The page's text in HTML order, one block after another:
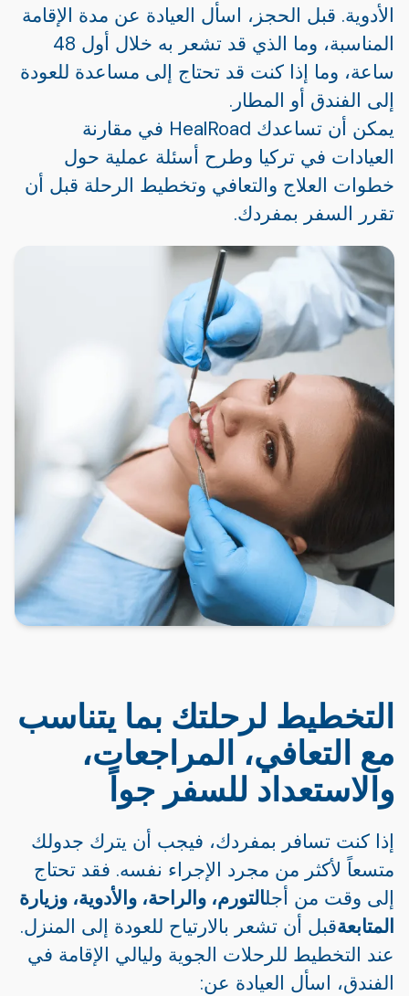
الأدوية. قبل الحجز، اسأل العيادة عن مدة الإقامة
المناسبة، وما الذي قد تشعر به خلال أول 48
ساعة، وما إذا كنت قد تحتاج إلى مساعدة للعودة
إلى الفندق أو المطار.
يمكن أن تساعدك HealRoad في مقارنة
العيادات في تركيا وطرح أسئلة عملية حول
خطوات العلاج والتعافي وتخطيط الرحلة قبل أن
تقرر السفر بمفردك.
التخطيط لرحلتك بما يتناسب
مع التعافي، المراجعات،
والاستعداد للسفر جواً
إذا كنت تسافر بمفردك، فيجب أن يترك جدولك
متسعاً لأكثر من مجرد الإجراء نفسه. فقد تحتاج
إلى وقت من أجلالتورم، والراحة، والأدوية، وزيارة
المتابعةقبل أن تشعر بالارتياح للعودة إلى المنزل.
عند التخطيط للرحلات الجوية وليالي الإقامة في
الفندق، اسأل العيادة عن: